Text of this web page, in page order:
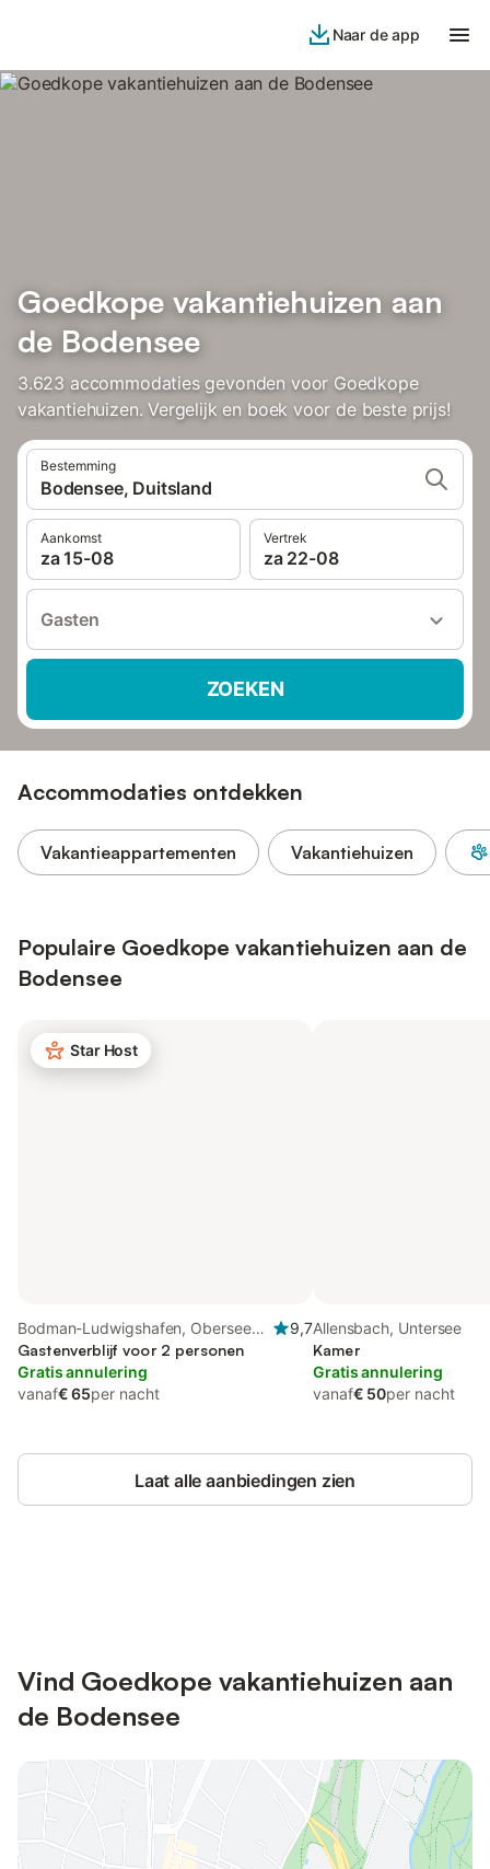
Naar de app
Goedkope vakantiehuizen aan
de Bodensee
3.623 accommodaties gevonden voor Goedkope
vakantiehuizen. Vergelijk en boek voor de beste prijs!
Bestemming
Bodensee, Duitsland
Aankomst
za 15-08
Vertrek
za 22-08
Gasten
ZOEKEN
Accommodaties ontdekken
Vakantieappartementen Vakantiehuizen
Populaire Goedkope vakantiehuizen aan de
Bodensee
Star Host
Bodman-Ludwigshafen, Obersee
(Bodensee)
9,7
Gastenverblijf voor 2 personen
Gratis annulering
vanaf€ 65per nacht
Allensbach, Untersee
Kamer
Gratis annulering
vanaf€ 50per nacht
Laat alle aanbiedingen zien
Vind Goedkope vakantiehuizen aan
de Bodensee